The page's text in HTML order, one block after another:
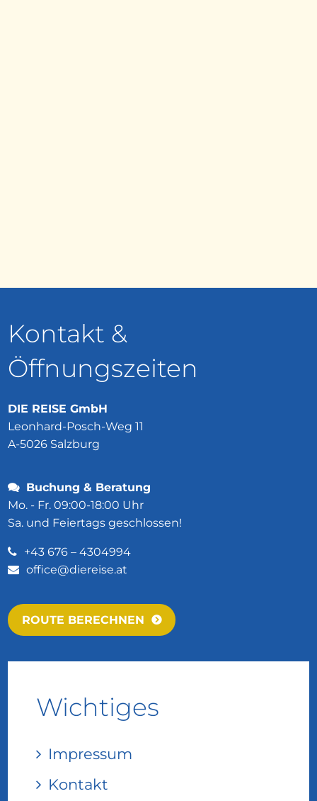
Kontakt &
Öffnungszeiten
DIE REISE GmbH
Leonhard-Posch-Weg 11
A-5026 Salzburg
+43 676 – 4304994
office@diereise.at
Buchung & Beratung
Mo. - Fr. 09:00-18:00 Uhr
Sa. und Feiertags geschlossen!
ROUTE BERECHNEN
Wichtiges
Impressum
Kontakt